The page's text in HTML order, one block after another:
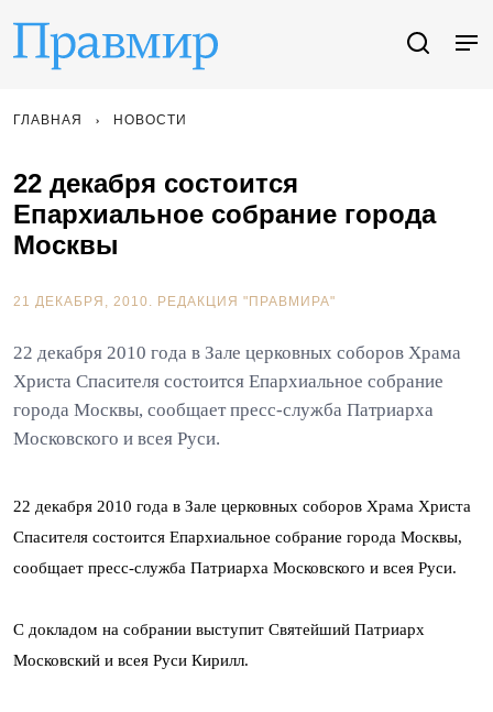
ГЛАВНАЯ НОВОСТИ
22 декабря состоится
Епархиальное собрание города
Москвы
21 ДЕКАБРЯ, 2010. РЕДАКЦИЯ "ПРАВМИРА"
22 декабря 2010 года в Зале церковных соборов Храма
Христа Спасителя состоится Епархиальное собрание
города Москвы, сообщает пресс-служба Патриарха
Московского и всея Руси.
22 декабря 2010 года в Зале церковных соборов Храма Христа
Спасителя состоится Епархиальное собрание города Москвы,
сообщает пресс-служба Патриарха Московского и всея Руси.
С докладом на собрании выступит Святейший Патриарх
Московский и всея Руси Кирилл.